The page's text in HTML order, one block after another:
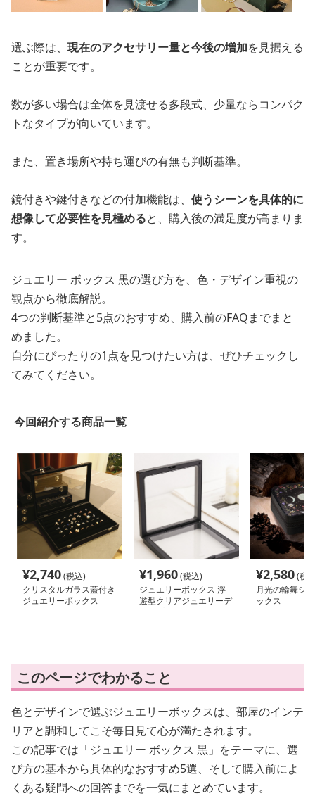
選ぶ際は、 現在のアクセサリー量と今後の増加を見据える
ことが重要です。
数が多い場合は全体を見渡せる多段式、少量ならコンパク
トなタイプが向いています。
また、置き場所や持ち運びの有無も判断基準。
鏡付きや鍵付きなどの付加機能は、 使うシーンを具体的に
想像して必要性を見極めると、購入後の満足度が高まりま
す。
ジュエリー ボックス 黒の選び方を、色・デザイン重視の
観点から徹底解説。
4つの判断基準と5点のおすすめ、購入前のFAQまでまと
めました。
自分にぴったりの1点を見つけたい方は、ぜひチェックし
てみてください。
今回紹介する商品一覧
¥2,740(税込)
クリスタルガラス蓋付き
ジュエリーボックス
¥1,960(税込)
ジュエリーボックス 浮
遊型クリアジュエリーデ
¥2,580(税
月光の輪舞ジ
ックス
このページでわかること
色とデザインで選ぶジュエリーボックスは、部屋のインテ
リアと調和してこそ毎日見て心が満たされます。
この記事では「ジュエリー ボックス 黒」をテーマに、選
び方の基本から具体的なおすすめ5選、そして購入前によ
くある疑問への回答までを一気にまとめています。